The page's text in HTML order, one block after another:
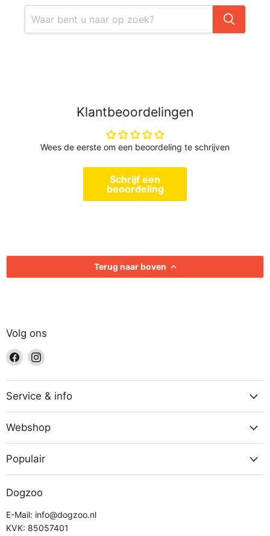
Klantbeoordelingen
Wees de eerste om een beoordeling te schrijven
Schrijf een
beoordeling
Terug naar boven
Volg ons
Vind
ons
op
Facebook
Vind
op
Instagram
Service & info
Webshop
Populair
Dogzoo
E-Mail: info@dogzoo.nl
KVK: 85057401